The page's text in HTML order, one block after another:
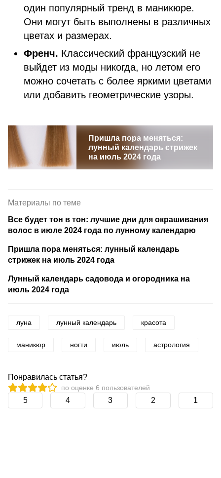
один популярный тренд в маникюре.
Они могут быть выполнены в различных
цветах и размерах.
Френч. Классический французский не
выйдет из моды никогда, но летом его
можно сочетать с более яркими цветами
или добавить геометрические узоры.
Пришла пора меняться:
лунный календарь стрижек
на июль 2024 года
Материалы по теме
Все будет тон в тон: лучшие дни для окрашивания
волос в июле 2024 года по лунному календарю
Пришла пора меняться: лунный календарь
стрижек на июль 2024 года
Лунный календарь садовода и огородника на
июль 2024 года
луна лунный календарь красота
маникюр ногти июль астрология
Понравилась статья?
по оценке 6 пользователей
5 4 3 2 1